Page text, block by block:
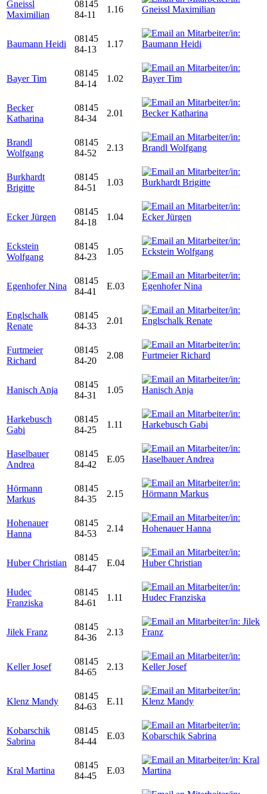
Gneissl
Maximilian
08145
84-11
1.16
Baumann Heidi
08145
84-13
1.17
Bayer Tim
08145
84-14
1.02
Becker
Katharina
08145
84-34
2.01
Brandl
Wolfgang
08145
84-52
2.13
Burkhardt
Brigitte
08145
84-51
1.03
Ecker Jürgen
08145
84-18
1.04
Eckstein
Wolfgang
08145
84-23
1.05
Egenhofer Nina
08145
84-41
E.03
Englschalk
Renate
08145
84-33
2.01
Furtmeier
Richard
08145
84-20
2.08
Hanisch Anja
08145
84-31
1.05
Harkebusch
Gabi
08145
84-25
1.11
Haselbauer
Andrea
08145
84-42
E.05
Hörmann
Markus
08145
84-35
2.15
Hohenauer
Hanna
08145
84-53
2.14
Huber Christian
08145
84-47
E.04
Hudec
Franziska
08145
84-61
1.11
Jilek Franz
08145
84-36
2.13
Keller Josef
08145
84-65
2.13
Klenz Mandy
08145
84-63
E.11
Kobarschik
Sabrina
08145
84-44
E.03
Kral Martina
08145
84-45
E.03